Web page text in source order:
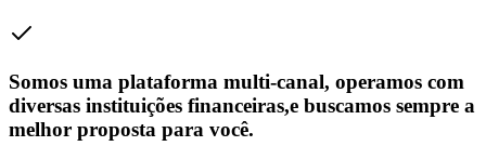
Somos uma plataforma multi-canal, operamos com
diversas instituições financeiras,e buscamos sempre a
melhor proposta para você.